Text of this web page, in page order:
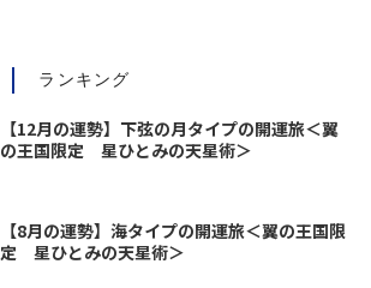
ランキング
【12月の運勢】下弦の月タイプの開運旅＜翼
の王国限定 星ひとみの天星術＞
【8月の運勢】海タイプの開運旅＜翼の王国限
定 星ひとみの天星術＞